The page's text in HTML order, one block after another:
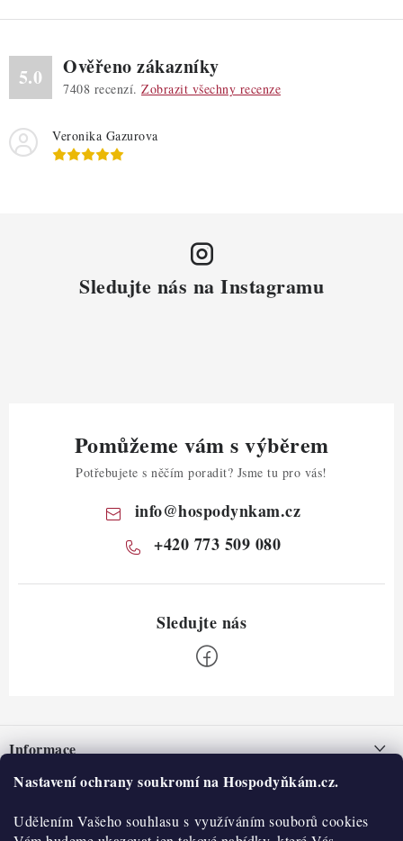
Nastavení ochrany soukromí na Hospodyňkám.cz.
Udělením Vašeho souhlasu s využíváním souborů cookies
5.0 Ověřeno zákazníky
7408 recenzí. Zobrazit všechny recenze
Veronika Gazurova
Sledujte nás na Instagramu
Pomůžeme vám s výběrem
Potřebujete s něčím poradit? Jsme tu pro vás!
info@hospodynkam.cz
+420 773 509 080
pInformace
Nepřevzetí zásilky na dobírku
Obchodní podmínky
O nás
Historie